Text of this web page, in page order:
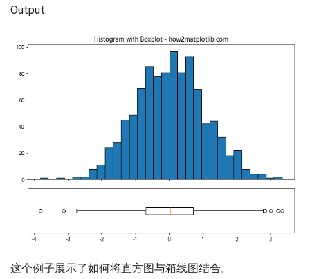
Output:
这个例子展示了如何将直方图与箱线图结合。